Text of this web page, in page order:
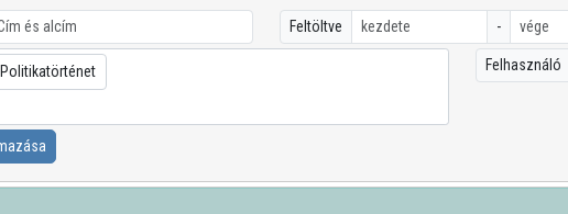
Feltöltve -
Politikatörténet Felhasználó